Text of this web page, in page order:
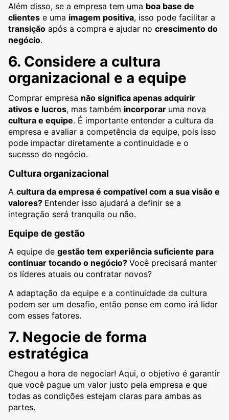
Além disso, se a empresa tem uma boa base de
clientes e uma imagem positiva, isso pode facilitar a
transição após a compra e ajudar no crescimento do
negócio.
6. Considere a cultura
organizacional e a equipe
Comprar empresa não significa apenas adquirir
ativos e lucros, mas também incorporar uma nova
cultura e equipe. É importante entender a cultura da
empresa e avaliar a competência da equipe, pois isso
pode impactar diretamente a continuidade e o
sucesso do negócio.
Cultura organizacional
A cultura da empresa é compatível com a sua visão e
valores? Entender isso ajudará a definir se a
integração será tranquila ou não.
Equipe de gestão
A equipe de gestão tem experiência suficiente para
continuar tocando o negócio? Você precisará manter
os líderes atuais ou contratar novos?
A adaptação da equipe e a continuidade da cultura
podem ser um desafio, então pense em como irá lidar
com esses fatores.
7. Negocie de forma
estratégica
Chegou a hora de negociar! Aqui, o objetivo é garantir
que você pague um valor justo pela empresa e que
todas as condições estejam claras para ambas as
partes.